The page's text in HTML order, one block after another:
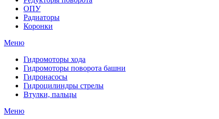
ОПУ
Радиаторы
Коронки
Меню
Гидромоторы хода
Гидромоторы поворота башни
Гидронасосы
Гидроцилиндры стрелы
Втулки, пальцы
Меню